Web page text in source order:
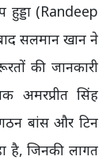
हुड्डा (Randeep
सलमान खान ने
की जानकारी
अमरप्रीत सिंह
बांस और टिन
है, जिनकी लागत